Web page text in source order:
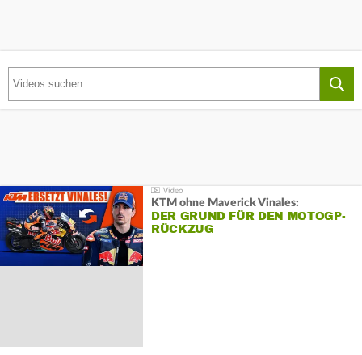
KTM ohne Maverick Vinales:
DER GRUND FÜR DEN MOTOGP-
RÜCKZUG